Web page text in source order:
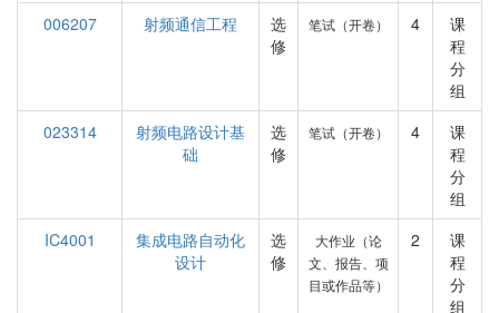
006207
射频通信工程
选
修
笔试（开卷） 4
课
程
分
组
023314
射频电路设计基
础
选
修
笔试（开卷） 4
课
程
分
组
IC4001
集成电路自动化
设计
选
修
大作业（论
文、报告、项
目或作品等）
2
课
程
分
组